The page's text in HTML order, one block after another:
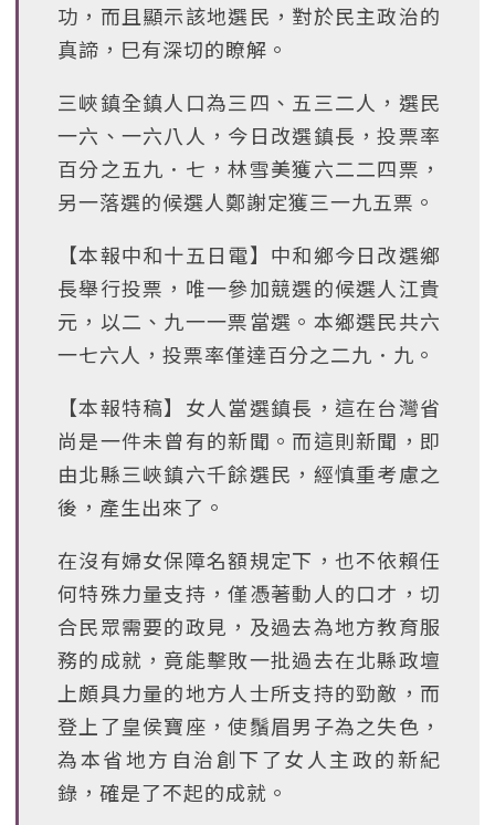
功，而且顯示該地選民，對於民主政治的
真諦，巳有深切的瞭解。
三峽鎮全鎮人口為三四、五三二人，選民
一六、一六八人，今日改選鎮長，投票率
百分之五九．七，林雪美獲六二二四票，
另一落選的候選人鄭謝定獲三一九五票。
【本報中和十五日電】中和鄉今日改選鄉
長舉行投票，唯一參加競選的候選人江貴
元，以二、九一一票當選。本鄉選民共六
一七六人，投票率僅達百分之二九．九。
【本報特稿】女人當選鎮長，這在台灣省
尚是一件未曾有的新聞。而這則新聞，即
由北縣三峽鎮六千餘選民，經慎重考慮之
後，產生出來了。
在沒有婦女保障名額規定下，也不依賴任
何特殊力量支持，僅憑著動人的口才，切
合民眾需要的政見，及過去為地方教育服
務的成就，竟能擊敗一批過去在北縣政壇
上頗具力量的地方人士所支持的勁敵，而
登上了皇侯寶座，使鬚眉男子為之失色，
為本省地方自治創下了女人主政的新紀
錄，確是了不起的成就。